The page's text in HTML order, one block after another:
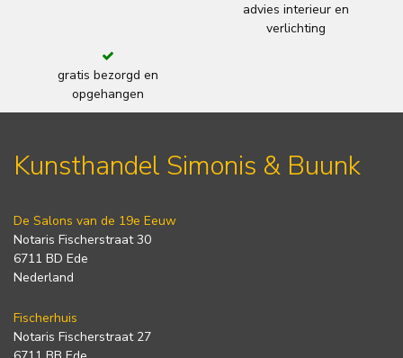
advies interieur en
verlichting
gratis bezorgd en
opgehangen
Kunsthandel Simonis & Buunk
De Salons van de 19e Eeuw
Notaris Fischerstraat 30
6711 BD Ede
Nederland
Fischerhuis
Notaris Fischerstraat 27